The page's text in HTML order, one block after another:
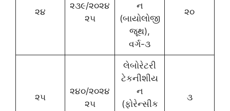
૨૪
૨૩૯/૨૦૨૪
૨૫
ન
(બાયોલોજી
જૂથ),
વર્ગ-૩
૨૦
૨૫
૨૪૦/૨૦૨૪
૨૫
લેબોરેટરી
ટેકનીશીય
ન
(ફોરેન્સીક
૩